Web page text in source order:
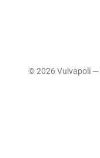
© 2026 Vulvapoli —